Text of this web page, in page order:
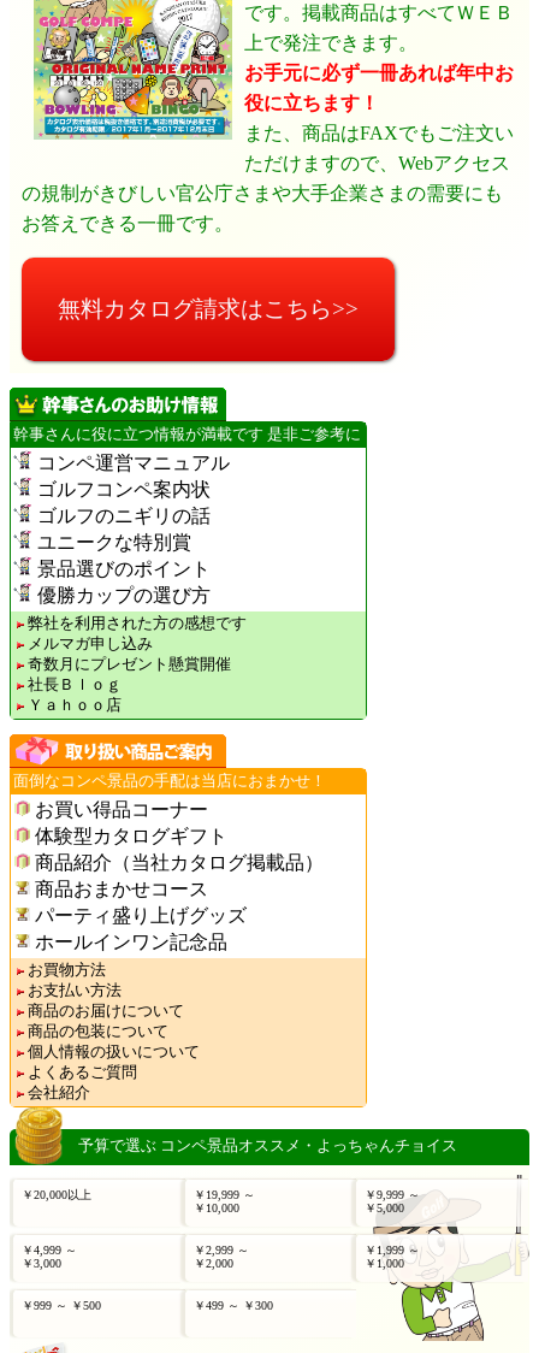
です。掲載商品はすべてＷＥＢ
上で発注できます。
お手元に必ず一冊あれば年中お
役に立ちます！
また、商品はFAXでもご注文い
ただけますので、Webアクセス
の規制がきびしい官公庁さまや大手企業さまの需要にも
お答えできる一冊です。
無料カタログ請求はこちら>>
幹事さんに役に立つ情報が満載です 是非ご参考に
コンペ運営マニュアル
ゴルフコンペ案内状
ゴルフのニギリの話
ユニークな特別賞
景品選びのポイント
優勝カップの選び方
弊社を利用された方の感想です
メルマガ申し込み
奇数月にプレゼント懸賞開催
社長Ｂｌｏｇ
Ｙａｈｏｏ店
面倒なコンペ景品の手配は当店におまかせ！
お買い得品コーナー
体験型カタログギフト
商品紹介（当社カタログ掲載品）
商品おまかせコース
パーティ盛り上げグッズ
ホールインワン記念品
お買物方法
お支払い方法
商品のお届けについて
商品の包装について
個人情報の扱いについて
よくあるご質問
会社紹介